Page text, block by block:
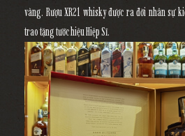
vàng. Rượu XR21 whisky được ra đời nhân sự
trao tặng tước hiệu Hiệp Sĩ.